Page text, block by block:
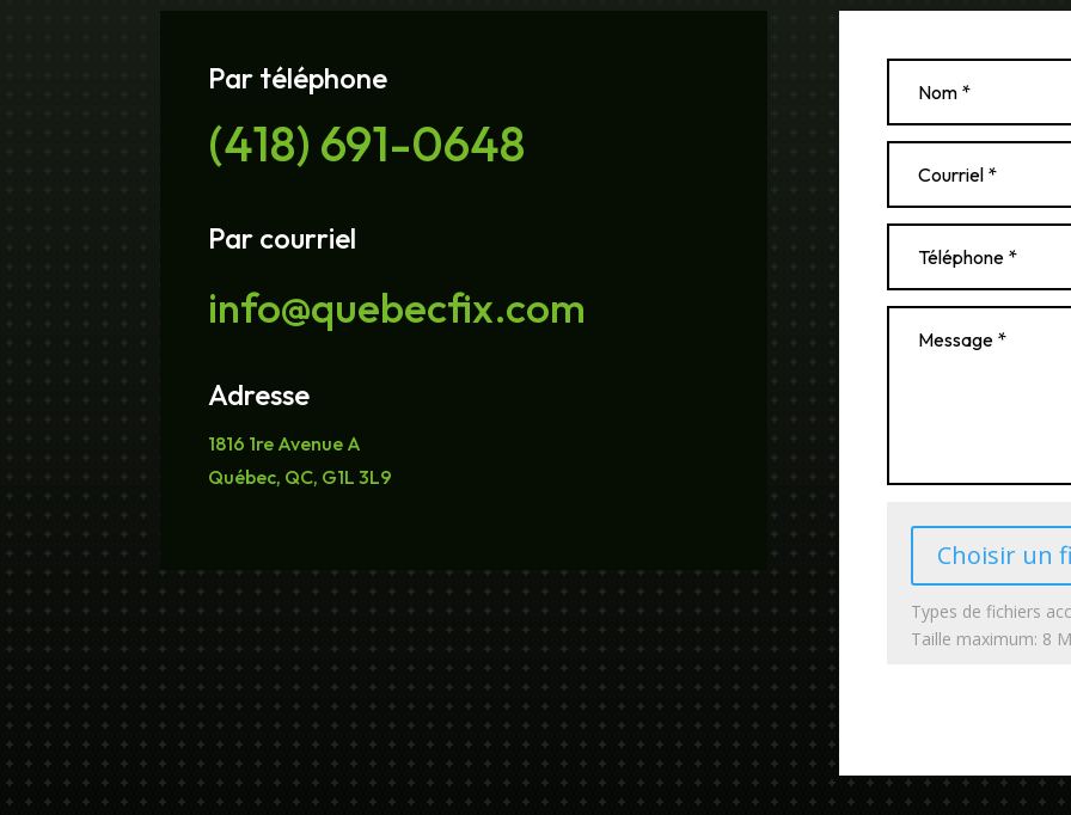
Par téléphone
(418) 691-0648
Par courriel
info@quebecfix.com
Adresse
1816 1re Avenue A
Québec, QC, G1L 3L9
Choisir un
Types de fichiers
Taille maximum: 8